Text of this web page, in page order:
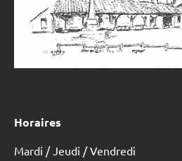
Horaires
Mardi / Jeudi / Vendredi